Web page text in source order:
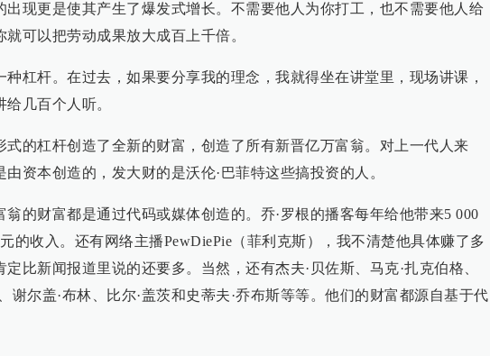
出现更是使其产生了爆发式增长。不需要他人为你打工，也不需要他人给
就可以把劳动成果放大成百上千倍。
种杠杆。在过去，如果要分享我的理念，我就得坐在讲堂里，现场讲课，
给几百个人听。
式的杠杆创造了全新的财富，创造了所有新晋亿万富翁。对上一代人来
由资本创造的，发大财的是沃伦·巴菲特这些搞投资的人。
翁的财富都是通过代码或媒体创造的。乔·罗根的播客每年给他带来5 000
的收入。还有网络主播PewDiePie（菲利克斯），我不清楚他具体赚了多
定比新闻报道里说的还要多。当然，还有杰夫·贝佐斯、马克·扎克伯格、
谢尔盖·布林、比尔·盖茨和史蒂夫·乔布斯等等。他们的财富都源自基于代